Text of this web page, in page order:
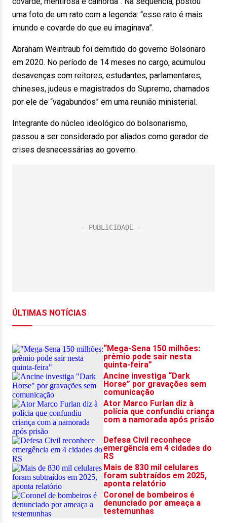
uma foto de um rato com a legenda: “esse rato é mais
imundo e covarde do que eu imaginava”.
Abraham Weintraub foi demitido do governo Bolsonaro
em 2020. No período de 14 meses no cargo, acumulou
desavenças com reitores, estudantes, parlamentares,
chineses, judeus e magistrados do Supremo, chamados
por ele de “vagabundos” em uma reunião ministerial.
Integrante do núcleo ideológico do bolsonarismo,
passou a ser considerado por aliados como gerador de
crises desnecessárias ao governo.